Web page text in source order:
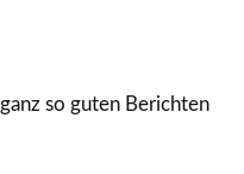
so guten Berichten